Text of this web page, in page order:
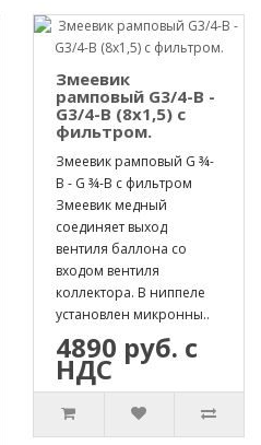
Змеевик
рамповый G3/4-B -
G3/4-B (8х1,5) с
фильтром.
Змеевик рамповый G ¾-
B - G ¾-B с фильтром
Змеевик медный
соединяет выход
вентиля баллона со
входом вентиля
коллектора. В ниппеле
установлен микронны..
4890 руб. с
НДС